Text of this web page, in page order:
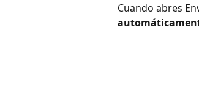
Cuando abres